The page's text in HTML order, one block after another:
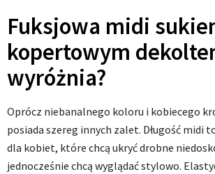
Fuksjowa midi
kopertowym
wyróżnia?
Oprócz niebanalnego koloru i kobiecego
posiada szereg innych zalet. Długość midi
dla kobiet, które chcą ukryć drobne
jednocześnie chcą wyglądać stylowo.